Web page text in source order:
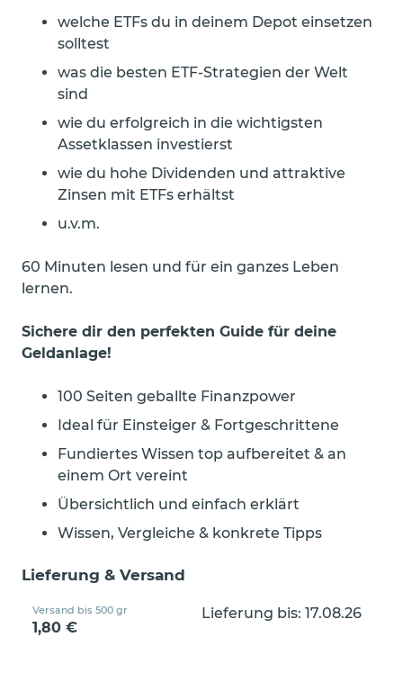
welche ETFs du in deinem Depot einsetzen
solltest
was die besten ETF-Strategien der Welt
sind
wie du erfolgreich in die wichtigsten
Assetklassen investierst
wie du hohe Dividenden und attraktive
Zinsen mit ETFs erhältst
u.v.m.
60 Minuten lesen und für ein ganzes Leben
lernen.
Sichere dir den perfekten Guide für deine
Geldanlage!
100 Seiten geballte Finanzpower
Ideal für Einsteiger & Fortgeschrittene
Fundiertes Wissen top aufbereitet & an
einem Ort vereint
Übersichtlich und einfach erklärt
Wissen, Vergleiche & konkrete Tipps
Lieferung & Versand
Versand bis 500 gr
1,80 €
Lieferung bis: 17.08.26